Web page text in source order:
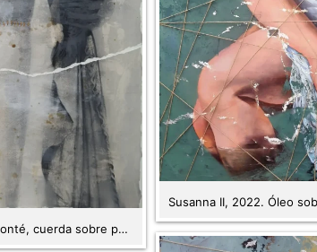
12 Afrodita, 2022. Grafito, barra conté, cuerda sobre papel. 82 x 70 cm